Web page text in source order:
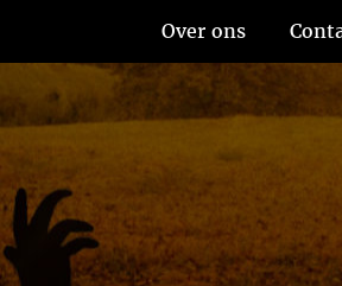
Over ons